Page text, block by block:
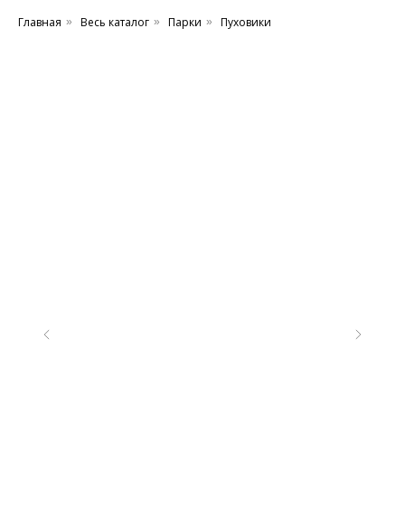
Главная » Весь каталог » Парки » Пуховики